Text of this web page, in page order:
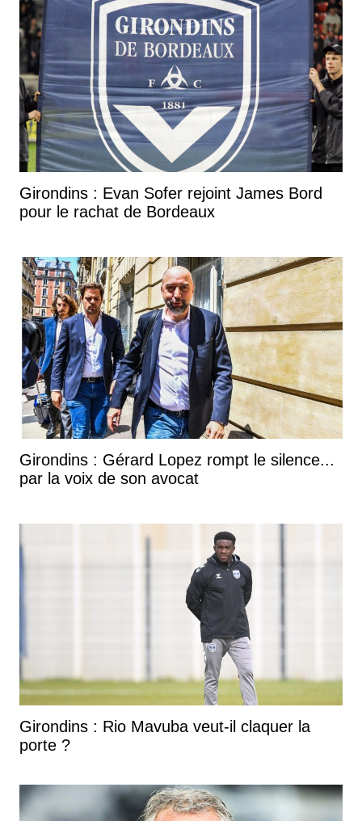
Girondins : Evan Sofer rejoint James Bord
pour le rachat de Bordeaux
Girondins : Gérard Lopez rompt le silence...
par la voix de son avocat
Girondins : Rio Mavuba veut-il claquer la
porte ?